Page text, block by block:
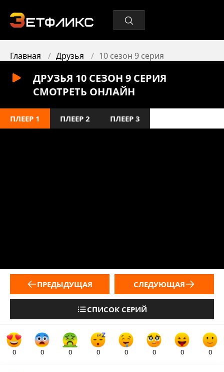
Главная Друзья 10 сезон 9 серия
ДРУЗЬЯ 10 СЕЗОН 9 СЕРИЯ
СМОТРЕТЬ ОНЛАЙН
ПЛЕЕР 1 ПЛЕЕР 2 ПЛЕЕР 3
ПРЕДЫДУЩАЯ
СПИСОК СЕРИЙ
СЛЕДУЮЩАЯ
0 0 0 0 0 0 0 0